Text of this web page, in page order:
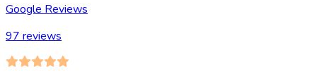
Google Reviews
97 reviews